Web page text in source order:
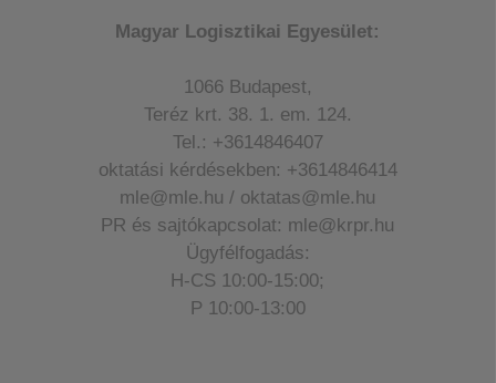
Magyar Logisztikai Egyesület:
1066 Budapest,
Teréz krt. 38. 1. em. 124.
Tel.: +3614846407
oktatási kérdésekben: +3614846414
mle@mle.hu / oktatas@mle.hu
PR és sajtókapcsolat: mle@krpr.hu
Ügyfélfogadás:
H-CS 10:00-15:00;
P 10:00-13:00